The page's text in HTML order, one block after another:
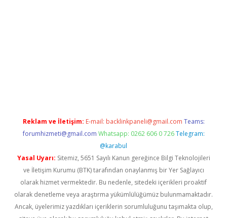
Reklam ve İletişim: E-mail: backlinkpaneli@gmail.com Teams:
forumhizmeti@gmail.com Whatsapp: 0262 606 0 726 Telegram:
@karabul
Yasal Uyarı: Sitemiz, 5651 Sayılı Kanun gereğince Bilgi Teknolojileri
ve İletişim Kurumu (BTK) tarafından onaylanmış bir Yer Sağlayıcı
olarak hizmet vermektedir. Bu nedenle, sitedeki içerikleri proaktif
olarak denetleme veya araştırma yükümlülüğümüz bulunmamaktadır.
Ancak, üyelerimiz yazdıkları içeriklerin sorumluluğunu taşımakta olup,